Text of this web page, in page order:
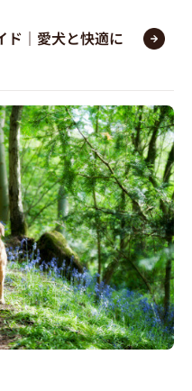
ド｜愛犬と快適に